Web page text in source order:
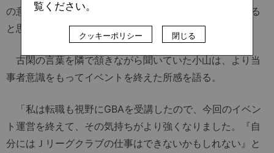
の意味でこのイベントを評価するのは、もう少し先になる
と思います」
古閑の言葉を隣で頷きながら聞いていた小山は、より当
事者意識をもってイベントを終えた所感を語る。
「私は転職も視野にGBAを受講したので、今回のイベン
ト運営を終えて、その気持ちがより強くなりました。『自
分にはＪリーグクラブの仕事はできないかもしれない』と
覧ください。
クッキーポリシー 閉じる